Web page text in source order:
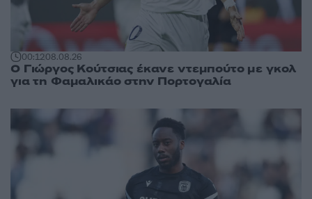
00:1208.08.26
Ο Γιώργος Κούτσιας έκανε ντεμπούτο με γκολ
για τη Φαμαλικάο στην Πορτογαλία